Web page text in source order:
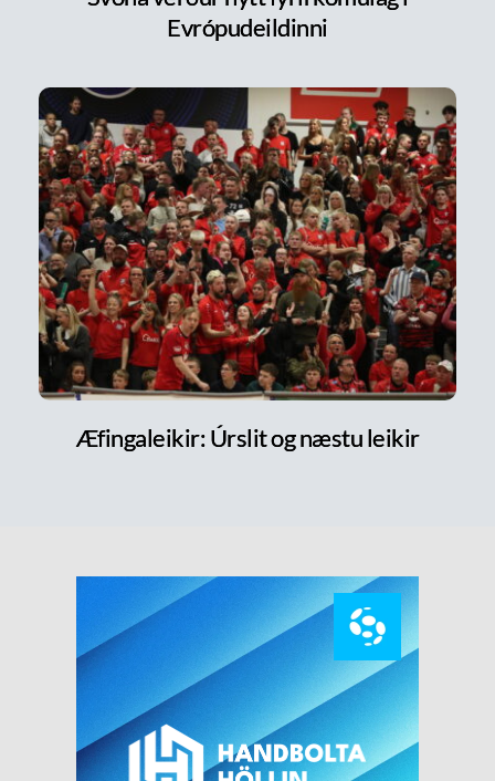
Evrópudeildinni
Æfingaleikir: Úrslit og næstu leikir